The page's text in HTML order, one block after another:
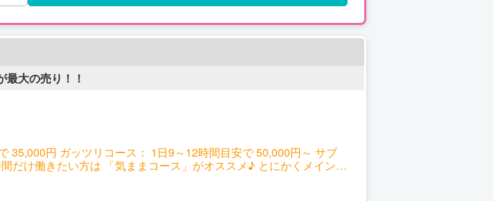
大の売り！！
円 ガッツリコース： 1日9～12時間目安で 50,000円～ サブ
だけ働きたい方は 「気ままコース」がオススメ♪ とにかくメインで